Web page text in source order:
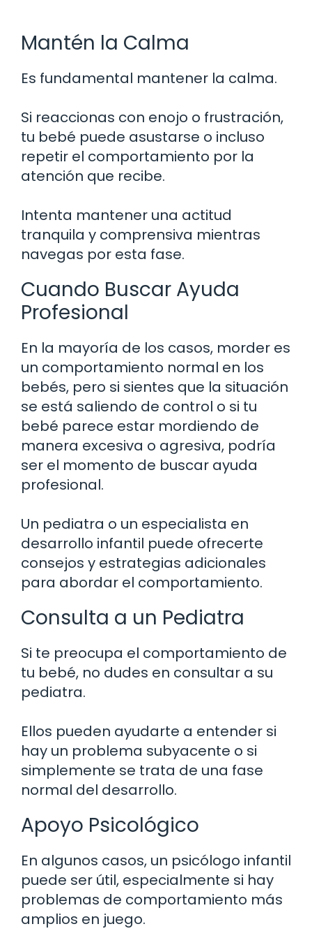
Mantén la Calma
Es fundamental mantener la calma.
Si reaccionas con enojo o frustración,
tu bebé puede asustarse o incluso
repetir el comportamiento por la
atención que recibe.
Intenta mantener una actitud
tranquila y comprensiva mientras
navegas por esta fase.
Cuando Buscar Ayuda
Profesional
En la mayoría de los casos, morder es
un comportamiento normal en los
bebés, pero si sientes que la situación
se está saliendo de control o si tu
bebé parece estar mordiendo de
manera excesiva o agresiva, podría
ser el momento de buscar ayuda
profesional.
Un pediatra o un especialista en
desarrollo infantil puede ofrecerte
consejos y estrategias adicionales
para abordar el comportamiento.
Consulta a un Pediatra
Si te preocupa el comportamiento de
tu bebé, no dudes en consultar a su
pediatra.
Ellos pueden ayudarte a entender si
hay un problema subyacente o si
simplemente se trata de una fase
normal del desarrollo.
Apoyo Psicológico
En algunos casos, un psicólogo infantil
puede ser útil, especialmente si hay
problemas de comportamiento más
amplios en juego.